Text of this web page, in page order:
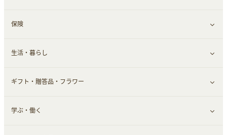
スマホ・携帯電話・SIM
定額制有料コンテンツ
証券
仮想通貨
その他投資
銀行・ネット銀行
キャッシング・ローン
その他金融
保険
すべて見る
保険相談・面談
生活・暮らし
すべて見る
住まい・暮らし
ギフト・贈答品・フラワー
すべて見る
学ぶ・働く